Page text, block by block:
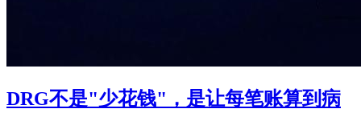
DRG不是"少花钱"，是让每笔账算到病